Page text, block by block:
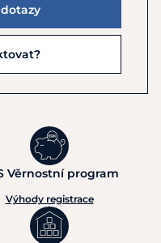
Věrnostní program
Výhody registrace